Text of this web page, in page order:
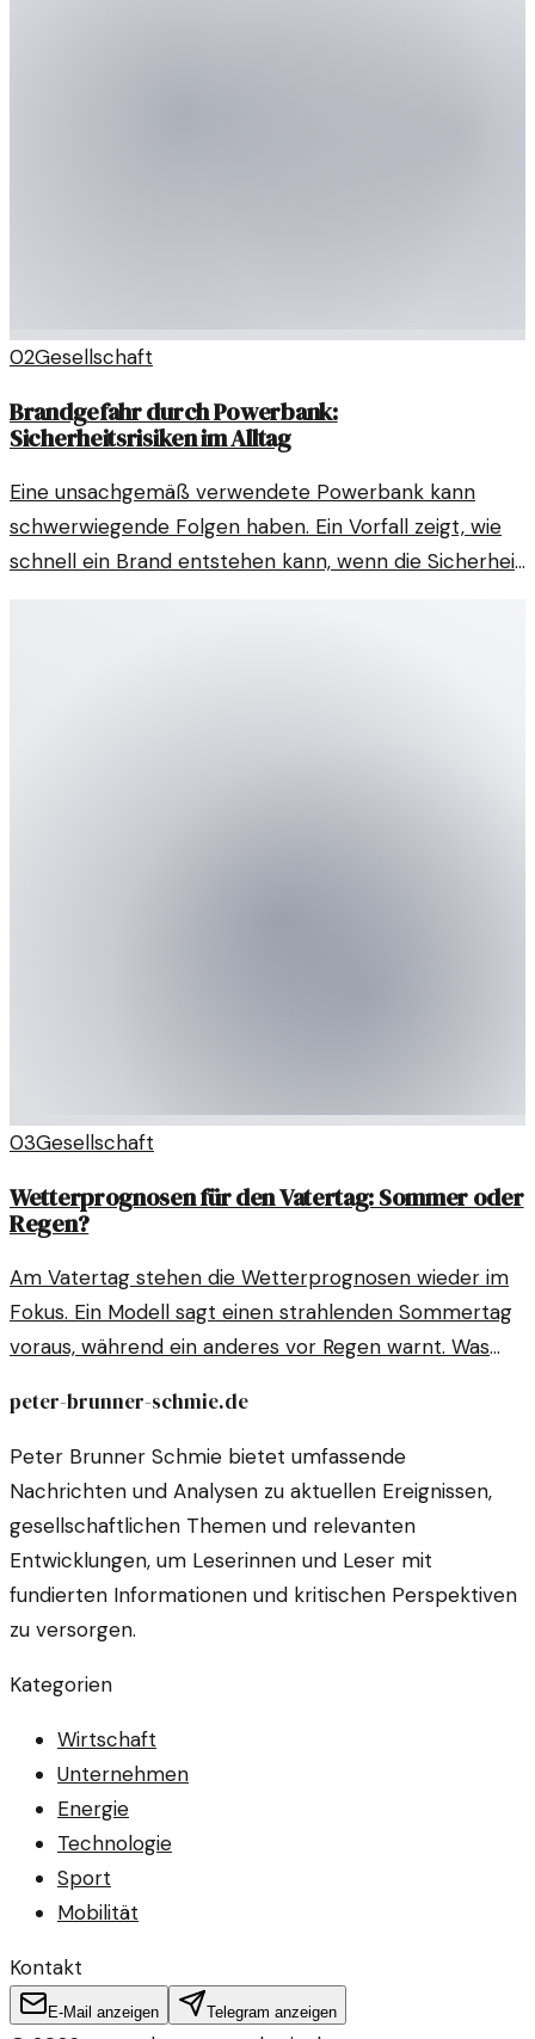
02Gesellschaft
Brandgefahr durch Powerbank:
Sicherheitsrisiken im Alltag
Eine unsachgemäß verwendete Powerbank kann
schwerwiegende Folgen haben. Ein Vorfall zeigt, wie
schnell ein Brand entstehen kann, wenn die Sicherheit
03Gesellschaft
Wetterprognosen für den Vatertag: Sommer oder
Regen?
Am Vatertag stehen die Wetterprognosen wieder im
Fokus. Ein Modell sagt einen strahlenden Sommertag
voraus, während ein anderes vor Regen warnt. Was
peter-brunner-schmie.de
Peter Brunner Schmie bietet umfassende
Nachrichten und Analysen zu aktuellen Ereignissen,
gesellschaftlichen Themen und relevanten
Entwicklungen, um Leserinnen und Leser mit
fundierten Informationen und kritischen Perspektiven
zu versorgen.
Kategorien
Wirtschaft
Unternehmen
Energie
Technologie
Sport
Mobilität
Kontakt
E-Mail anzeigen Telegram anzeigen